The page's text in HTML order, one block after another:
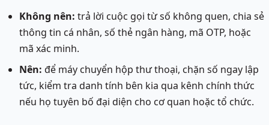
Không nên: trả lời cuộc gọi từ số không quen, chia sẻ
thông tin cá nhân, số thẻ ngân hàng, mã OTP, hoặc
mã xác minh.
Nên: để máy chuyển hộp thư thoại, chặn số ngay lập
tức, kiểm tra danh tính bên kia qua kênh chính thức
nếu họ tuyên bố đại diện cho cơ quan hoặc tổ chức.